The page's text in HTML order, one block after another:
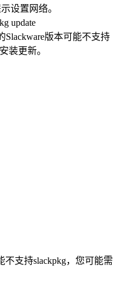
设置网络。
update
Slackware版本可能不支持
装更新。
不支持slackpkg，您可能需